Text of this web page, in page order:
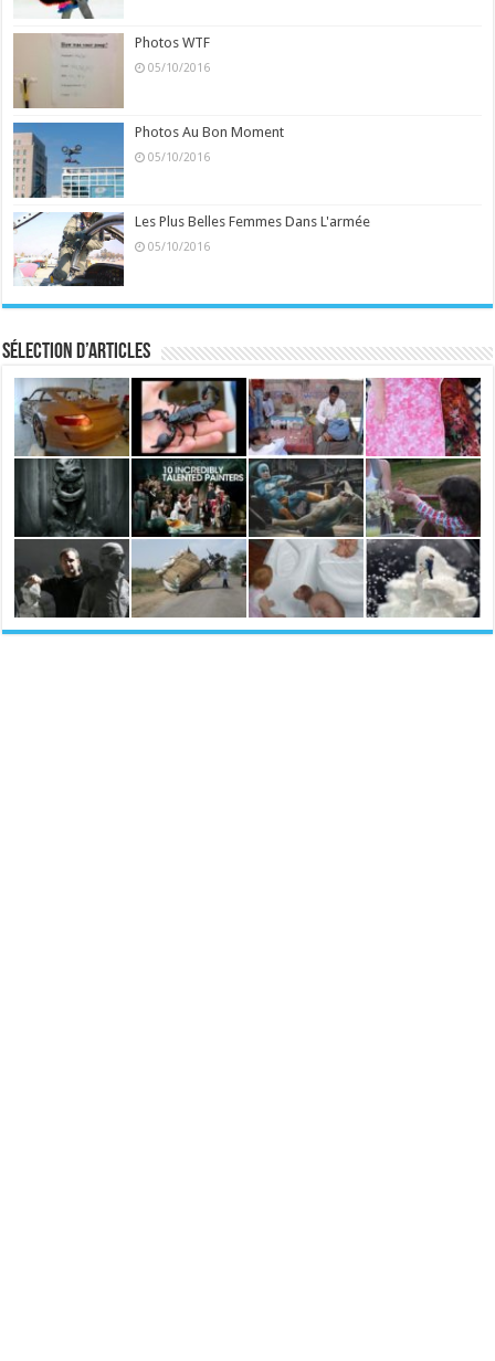
Photos WTF
05/10/2016
Photos Au Bon Moment
05/10/2016
Les Plus Belles Femmes Dans L'armée
05/10/2016
Sélection d’articles